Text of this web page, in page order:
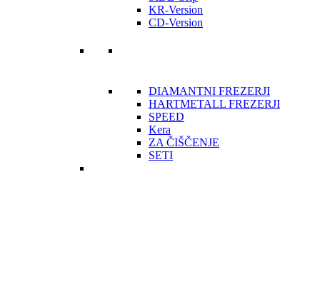
KR-Version
CD-Version
DIAMANTNI FREZERJI
HARTMETALL FREZERJI
SPEED
Kera
ZA ČIŠČENJE
SETI